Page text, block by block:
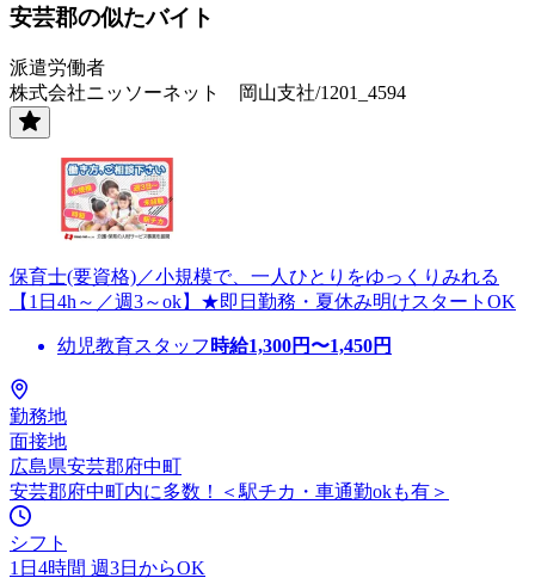
安芸郡の似たバイト
派遣労働者
株式会社ニッソーネット 岡山支社/1201_4594
保育士(要資格)／小規模で、一人ひとりをゆっくりみれる
【1日4h～／週3～ok】★即日勤務・夏休み明けスタートOK
幼児教育スタッフ 時給1,300円〜1,450円
勤務地
面接地
広島県安芸郡府中町
安芸郡府中町内に多数！＜駅チカ・車通勤okも有＞
シフト
1日4時間 週3日からOK